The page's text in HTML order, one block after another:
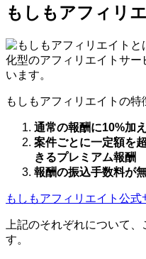
もしもアフィリ
化型のアフィリエイトサ
います。
もしもアフィリエイトの特
通常の報酬に10%加
案件ごとに一定額を
きるプレミアム報酬
報酬の振込手数料が
もしもアフィリエイト公式
上記のそれぞれについて
す。